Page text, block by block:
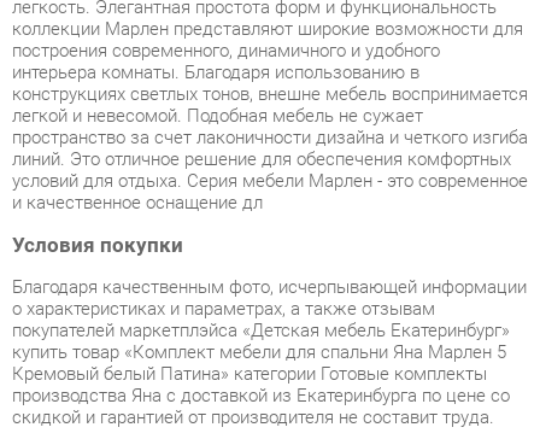
пространство за счет лаконичности дизайна и четкого изгиба
линий. Это отличное решение для обеспечения комфортных
условий для отдыха. Серия мебели Марлен - это современное
и качественное оснащение дл
Условия покупки
Благодаря качественным фото, исчерпывающей информации
о характеристиках и параметрах, а также отзывам
покупателей маркетплэйса «Детская мебель Екатеринбург»
Кремовый белый Патина» категории Готовые комплекты
скидкой и гарантией от производителя не составит труда.
Мы отправляем заказы в доставку ежедневно. Товары из
ассортимента в наличии на складе в Екатеринбурге вы
получите не позднее48-ми часовс момента оформления
заказа. Дополнительно вы можете заказать подъём на этаж
и сборку мебельных изделий.